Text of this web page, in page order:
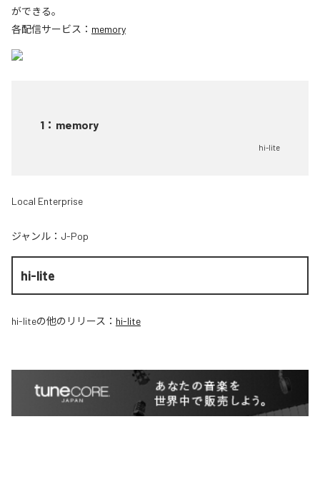
ができる。
各配信サービス： memory
1 ： memory
hi-lite
Local Enterprise
ジャンル： J-Pop
hi-lite
hi-liteの他のリリース： hi-lite